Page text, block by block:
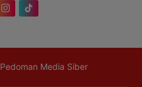
Pedoman Media Siber